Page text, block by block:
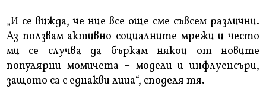
„И се вижда, че ние все още сме съвсем различни.
Аз ползвам активно социалните мрежи и често
ми се случва да бъркам някои от новите
популярни момичета – модели и инфлуенсъри,
защото са с еднакви лица“, споделя тя.